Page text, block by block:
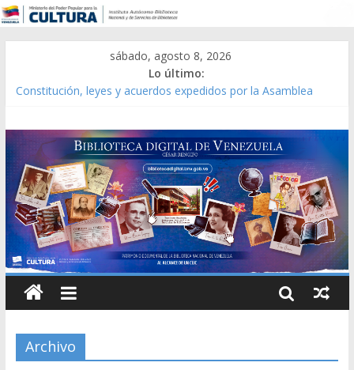
sábado, agosto 8, 2026
Lo último:
Constitución, leyes y acuerdos expedidos por la Asamblea
Modesta Bor Sánchez [material gráfico]
Gaceta Oficial de la República de Venezuela año CXXXIII Mes V,
Caracas 09 de marzo de 2006 N° 38.394
Catálogo temático de obras de Modesta Bor
Archivo